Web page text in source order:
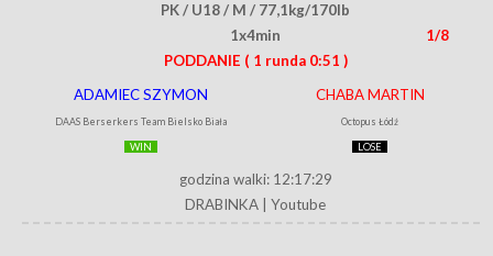
PK / U18 / M / 77,1kg/170lb
1x4min
1/8
PODDANIE ( 1 runda 0:51 )
ADAMIEC SZYMON
DAAS Berserkers Team Bielsko Biała
WIN
CHABA MARTIN
Octopus Łódź
LOSE
godzina walki: 12:17:29
DRABINKA
Youtube